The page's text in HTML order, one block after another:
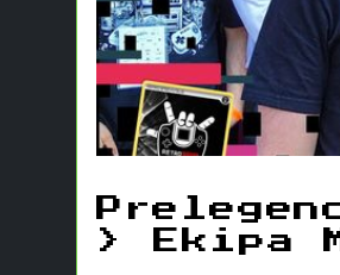
> Ekipa